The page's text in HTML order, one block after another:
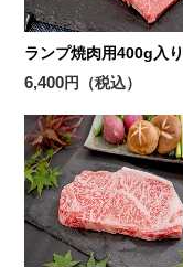
ランプ焼肉用400g入り
6,400円（税込）